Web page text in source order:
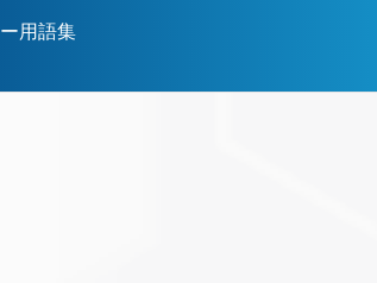
用語集